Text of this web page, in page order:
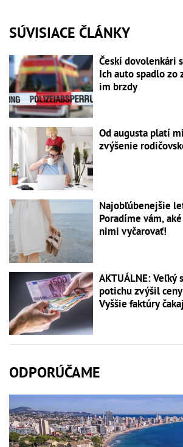
SÚVISIACE ČLÁNKY
Českí dovolenkári
Ich auto spadlo zo
im brzdy
Od augusta platí
zvýšenie
Najobľúbenejšie
Poradíme vám,
nimi vyčarovať!
AKTUÁLNE: Veľký
potichu zvýšil
Vyššie faktúry
ODPORÚČAME